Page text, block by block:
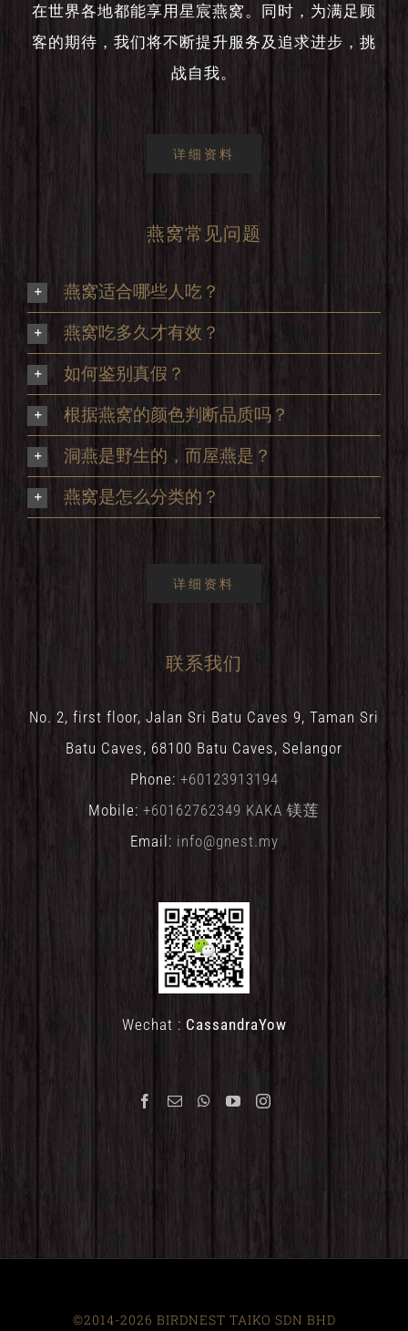
在世界各地都能享用星宸燕窝。同时，为满足顾
客的期待，我们将不断提升服务及追求进步，挑
战自我。
详细资料
燕窝常见问题
燕窝适合哪些人吃？
燕窝吃多久才有效？
如何鉴别真假？
根据燕窝的颜色判断品质吗？
洞燕是野生的，而屋燕是？
燕窝是怎么分类的？
详细资料
联系我们
No. 2, first floor, Jalan Sri Batu Caves 9, Taman Sri
Batu Caves, 68100 Batu Caves, Selangor
Phone: +60123913194
Mobile: +60162762349 KAKA 镁莲
Email: info@gnest.my
Wechat : CassandraYow
©2014-2026 BIRDNEST TAIKO SDN BHD